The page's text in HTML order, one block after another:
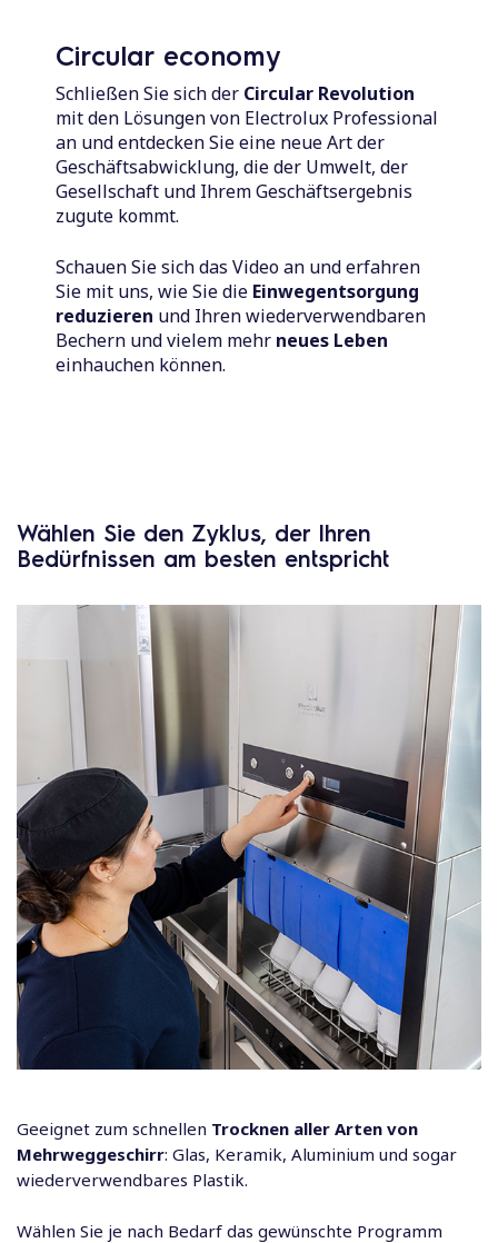
Circular economy
Schließen Sie sich der Circular Revolution
mit den Lösungen von Electrolux Professional
an und entdecken Sie eine neue Art der
Geschäftsabwicklung, die der Umwelt, der
Gesellschaft und Ihrem Geschäftsergebnis
zugute kommt.
Schauen Sie sich das Video an und erfahren
Sie mit uns, wie Sie die Einwegentsorgung
reduzieren und Ihren wiederverwendbaren
Bechern und vielem mehr neues Leben
einhauchen können.
Wählen Sie den Zyklus, der Ihren
Bedürfnissen am besten entspricht
Geeignet zum schnellen Trocknen aller Arten von
Mehrweggeschirr: Glas, Keramik, Aluminium und sogar
wiederverwendbares Plastik.
Wählen Sie je nach Bedarf das gewünschte Programm